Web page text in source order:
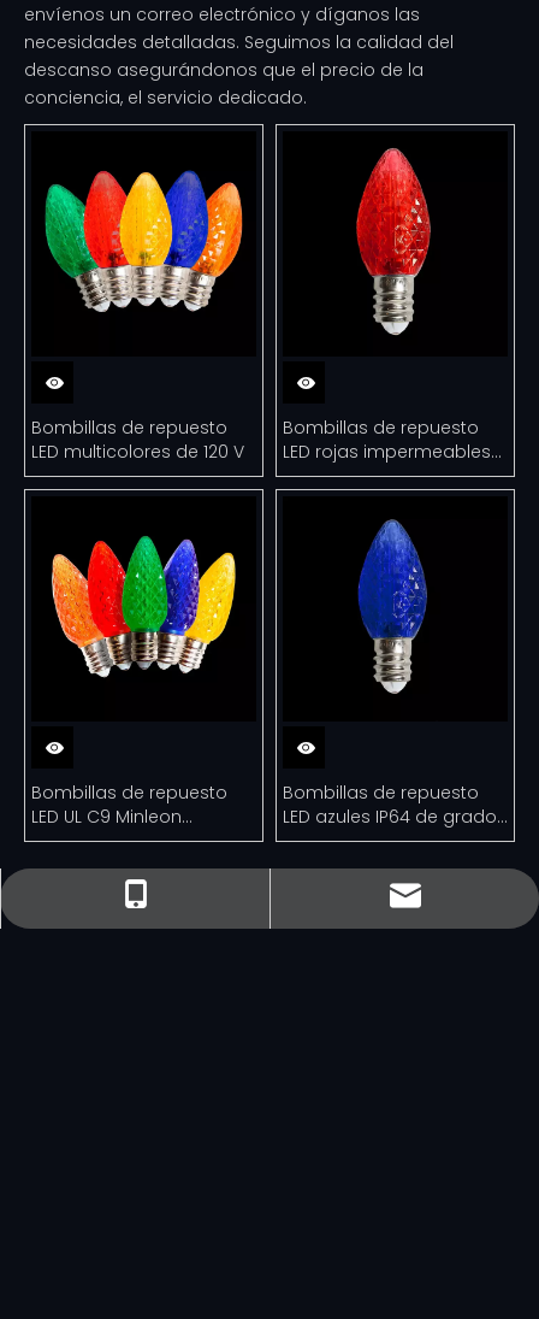
envíenos un correo electrónico y díganos las
necesidades detalladas. Seguimos la calidad del
descanso asegurándonos que el precio de la
conciencia, el servicio dedicado.
Bombillas de repuesto
LED multicolores de 120 V
Bombillas de repuesto
LED rojas impermeables
para interiores y
Bombillas de repuesto
LED UL C9 Minleon
Bombilla navideña
múltiple
Bombillas de repuesto
LED azules IP64 de grado
comercial